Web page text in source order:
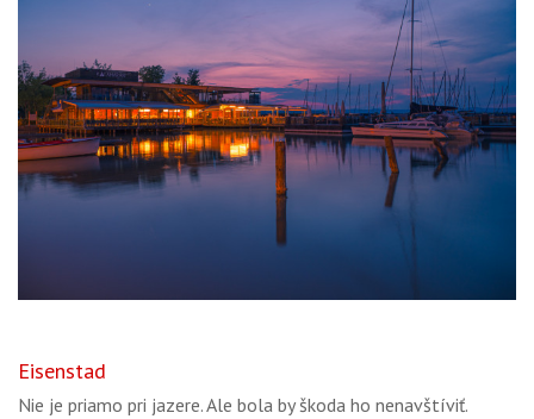
Eisenstad
Nie je priamo pri jazere. Ale bola by škoda ho nenavštíviť.